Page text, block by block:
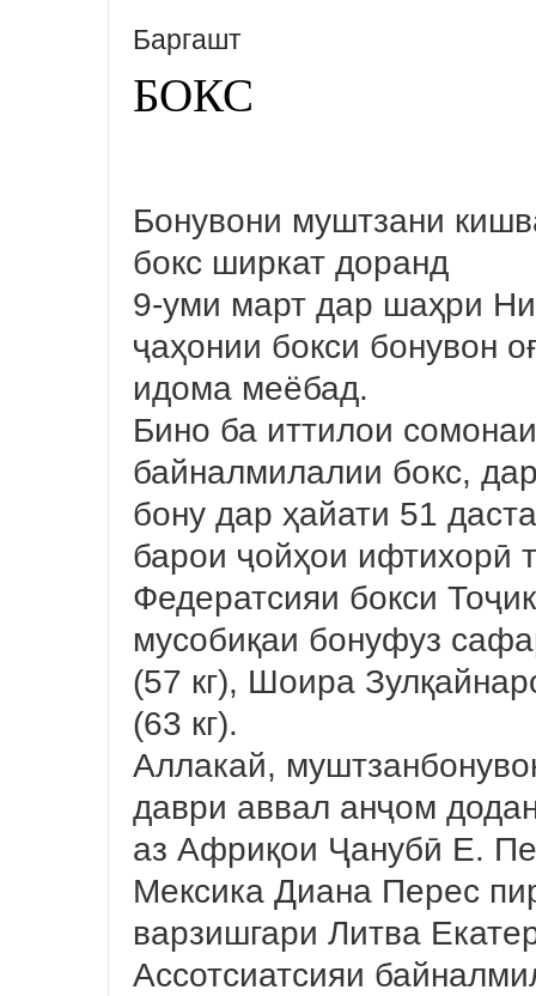
Баргашт
БОКС
Бонувони муштзани
бокс ширкат доранд
9-уми март дар шаҳри
ҷаҳонии бокси бонувон
идома меёбад.
Бино ба иттилои
байналмилалии бокс,
бону дар ҳайати 51
барои ҷойҳои ифтихорӣ
Федератсияи бокси
мусобиқаи бонуфуз
(57 кг), Шоира
(63 кг).
Аллакай,
даври аввал анҷом
аз Африқои Ҷанубӣ Е.
Мексика Диана Перес
варзишгари Литва
Ассотсиатсияи